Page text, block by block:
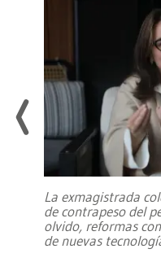
La exmagistrada
de contrapeso del
olvido, reformas
de nuevas